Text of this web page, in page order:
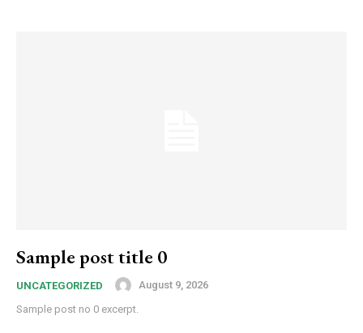
Sample post title 0
UNCATEGORIZED
August 9, 2026
Sample post no 0 excerpt.